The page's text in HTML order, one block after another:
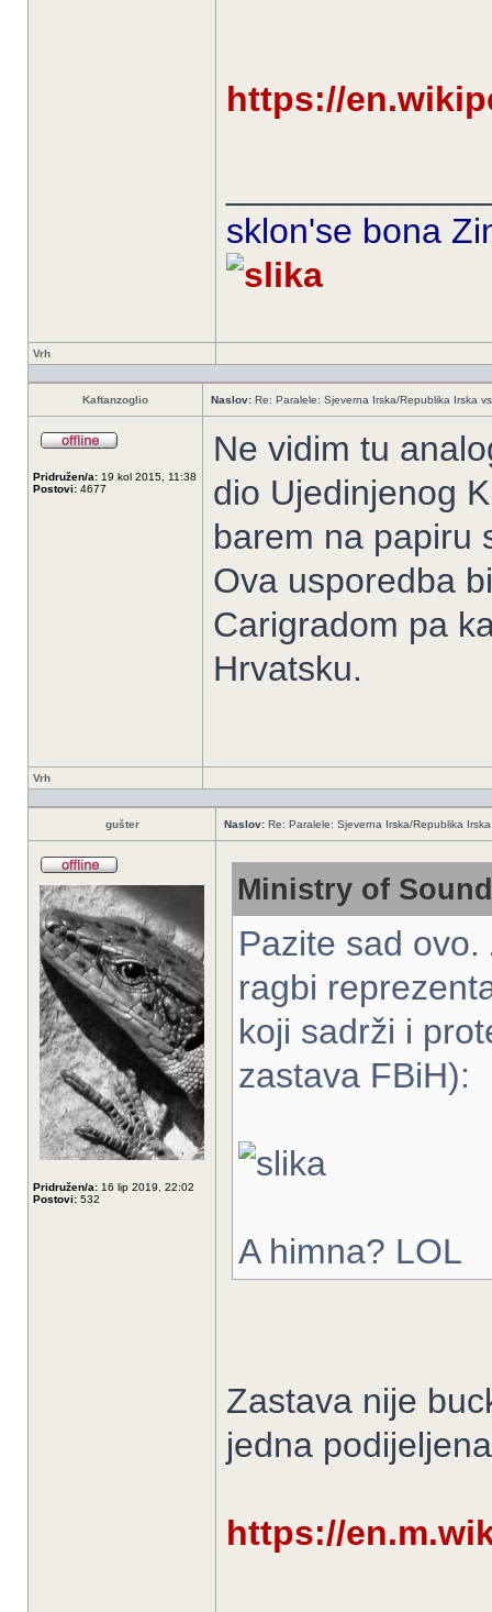
https://
sklon'se bona
Vrh
Kaftanzoglio Naslov: Re: Paralele: Sjeverna Irska/Republika Irska
Pridružen/a: 19 kol 2015, 11:38
Postovi: 4677
Ne vidim tu
dio Ujedinjenog
barem na papiru
Ova usporedba
Carigradom pa
Hrvatsku.
Vrh
gušter Naslov: Re: Paralele: Sjeverna Irska/Republika
Pridružen/a: 16 lip 2019, 22:02
Postovi: 532
Ministry of
Pazite sad
ragbi
koji sadrži i
zastava FBiH):
A himna? LOL
Zastava nije
jedna
https://